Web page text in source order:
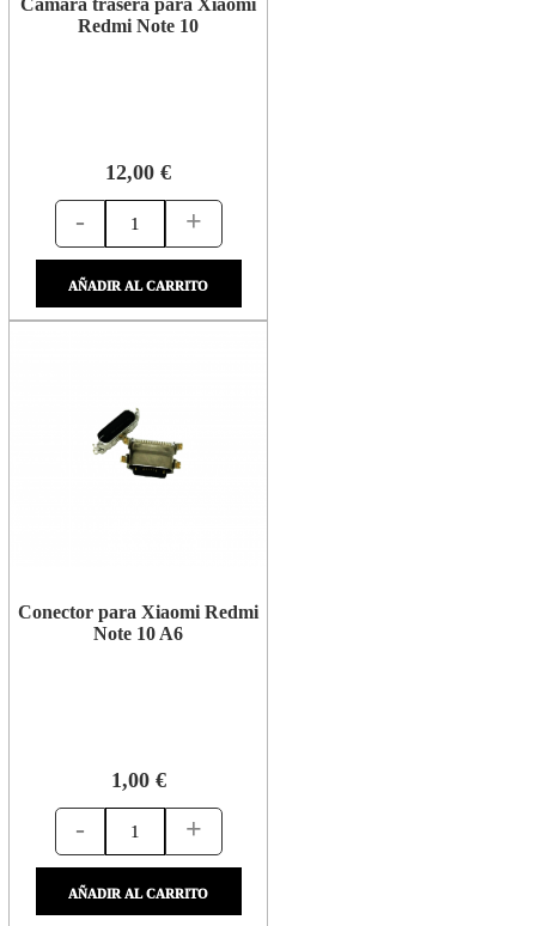
Redmi Note 10
12,00 €
- +
AÑADIR AL CARRITO
Conector para Xiaomi Redmi
Note 10 A6
1,00 €
- +
AÑADIR AL CARRITO